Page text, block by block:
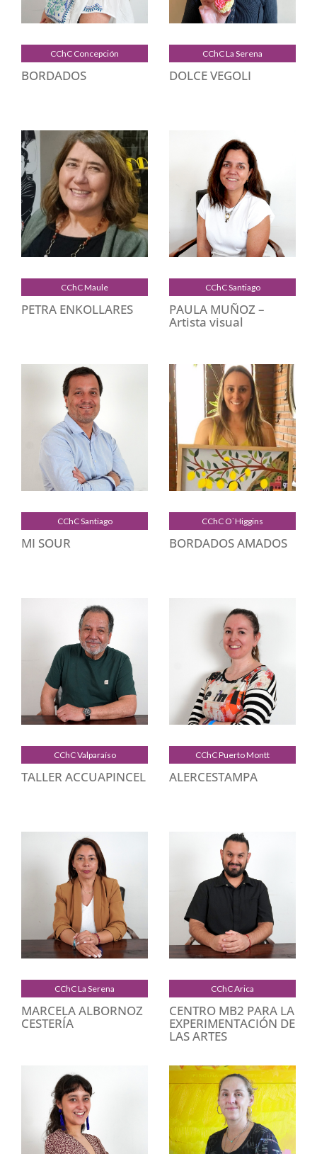
CChC Concepción
BORDADOS
CChC La Serena
DOLCE VEGOLI
CChC Maule
PETRA ENKOLLARES
CChC Santiago
PAULA MUÑOZ –
Artista visual
CChC Santiago
MI SOUR
CChC O`Higgins
BORDADOS AMADOS
CChC Valparaíso
TALLER ACCUAPINCEL
CChC Puerto Montt
ALERCESTAMPA
CChC La Serena
MARCELA ALBORNOZ
CESTERÍA
CChC Arica
CENTRO MB2 PARA LA
EXPERIMENTACIÓN DE
LAS ARTES